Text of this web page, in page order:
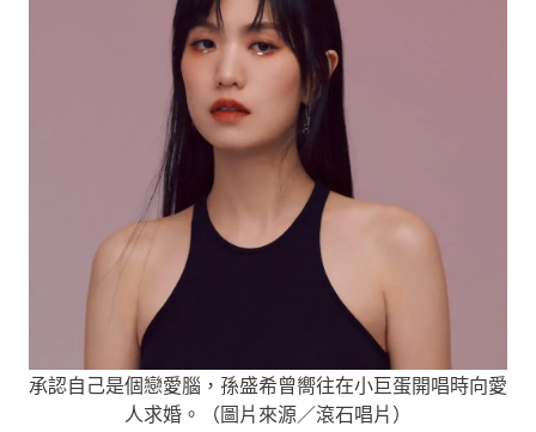
承認自己是個戀愛腦，孫盛希曾嚮往在小巨蛋開唱時向愛
人求婚。（圖片來源／滾石唱片）